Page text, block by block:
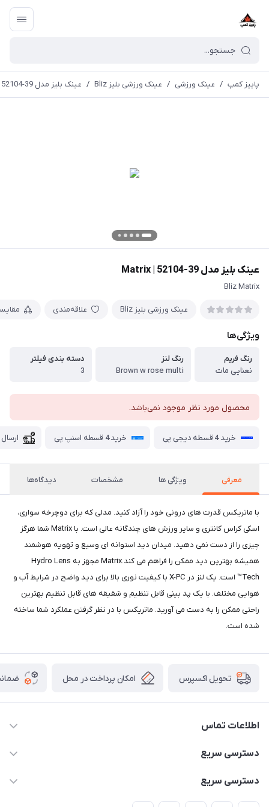
پاییز کمپ / عینک ورزشی / عینک ورزشی بلیز Bliz / عینک بلیز مدل 39-52104 | Matrix
عینک بلیز مدل 39-52104 | Matrix
Bliz Matrix
عینک ورزشی بلیز Bliz علاقه‌مندی
ویژگی‌ها
رنگ فریم
نعنایی مات
رنگ لنز
Brown w rose multi
دسته بندی فیلتر
3
محصول مورد نظر موجود نمی‌باشد.
خرید 4 قسطه دیجی پی خرید 4 قسطه اسنپ پی
معرفی ویژگی ها مشخصات دیدگاه‌ها
با ماتریکس قدرت های درونی خود را آزاد کنید. مدلی که برای دوچرخه سواری،
اسکی کراس کانتری و سایر ورزش های چندگانه عالی است. با Matrix شما هرگز
چیزی را از دست نمی دهید. میدان دید استوانه ای وسیع و تهویه هوشمند
همیشه بهترین دید ممکن را فراهم می کند.Matrix مجهز به Hydro Lens
Tech™ است. یک لنز در X-PC با کیفیت نوری بالا برای دید واضح در شرایط آب و
هوایی مختلف. با یک پد بینی قابل تنظیم و شقیقه های قابل تنظیم بهترین
راحتی ممکن را به دست می آورید. ماتریکس با در نظر گرفتن عملکرد شما ساخته
شده است.
تحویل اکسپرس امکان پرداخت در محل
اطلاعات تماس
02166456492 - 09121933405
دسترسی سریع
خرید کیسه خواب
دسترسی سریع
چادر سرخپوستی